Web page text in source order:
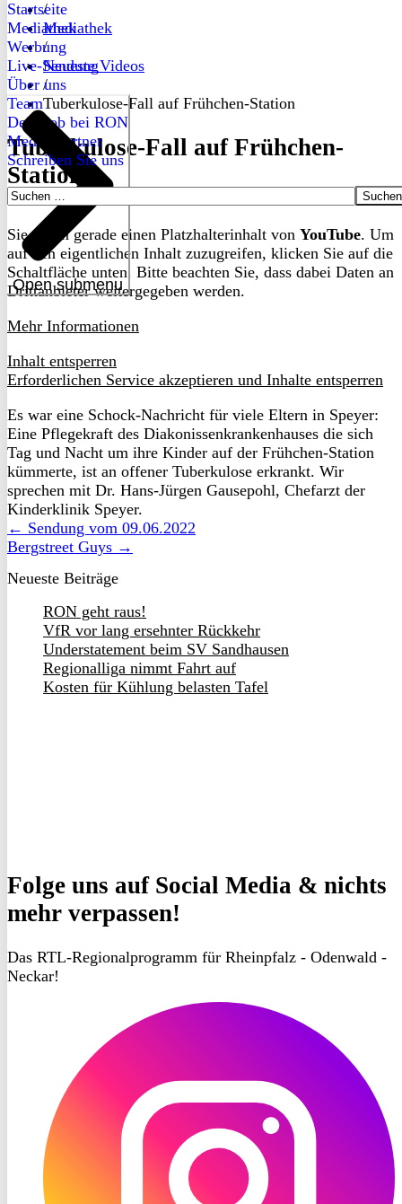
Startseite
Mediathek
Werbung
Live-Sendung
Über uns
Open submenu
Team
Dein Job bei RON
Medienpartner
Schreiben Sie uns
Suchen
/
Mediathek
/
Neueste Videos
/
Tuberkulose-Fall auf Frühchen-Station
Tuberkulose-Fall auf Frühchen-
Station
Sie sehen gerade einen Platzhalterinhalt von YouTube. Um
auf den eigentlichen Inhalt zuzugreifen, klicken Sie auf die
Schaltfläche unten. Bitte beachten Sie, dass dabei Daten an
Drittanbieter weitergegeben werden.
Mehr Informationen
Inhalt entsperren
Erforderlichen Service akzeptieren und Inhalte entsperren
Es war eine Schock-Nachricht für viele Eltern in Speyer:
Eine Pflegekraft des Diakonissenkrankenhauses die sich
Tag und Nacht um ihre Kinder auf der Frühchen-Station
kümmerte, ist an offener Tuberkulose erkrankt. Wir
sprechen mit Dr. Hans-Jürgen Gausepohl, Chefarzt der
Kinderklinik Speyer.
← Sendung vom 09.06.2022
Bergstreet Guys →
Neueste Beiträge
RON geht raus!
VfR vor lang ersehnter Rückkehr
Understatement beim SV Sandhausen
Regionalliga nimmt Fahrt auf
Kosten für Kühlung belasten Tafel
Folge uns auf Social Media & nichts
mehr verpassen!
Das RTL-Regionalprogramm für Rheinpfalz - Odenwald -
Neckar!
Instagram